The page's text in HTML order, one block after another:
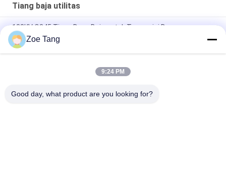
Tiang baja utilitas
138KV Q345 Tiang Daya Baja untuk Transmisi Daya
Octagonal Steel Utility Poles For Telecommunication System
Q235 3-12mm
Galvanized Utility Steel Tubular Pole For Electric Power
Zoe Tang
9:24 PM
Good day, what product are you looking for?